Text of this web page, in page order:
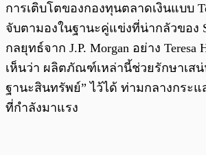
การเติบโตของกองทุนตลาดเงินแบบ
จับตามองในฐานะคู่แข่งที่น่ากลัวของ
กลยุทธ์จาก J.P. Morgan อย่าง Teresa
เห็นว่า ผลิตภัณฑ์เหล่านี้ช่วยรักษาเสน่
ฐานะสินทรัพย์” ไว้ได้ ท่ามกลางกระแ
ที่กำลังมาแรง